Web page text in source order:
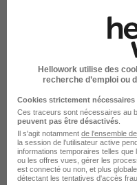
Pontchâteau - Paris
Cette offre n’est plus
Conducteur de
Paris - Trappes CDI
Cette offre n’est plus
Hellowork utilise des
recherche d’emploi ou
Cookies strictement nécessaires
Ces traceurs sont nécessaires au
peuvent pas être désactivés
Il s'agit notamment de l'ensemble
la session de l'utilisateur active
informations temporaires telles
ou les offres vues, gérer les
est connecté ou non, et plus
détectant les tentatives d'accès